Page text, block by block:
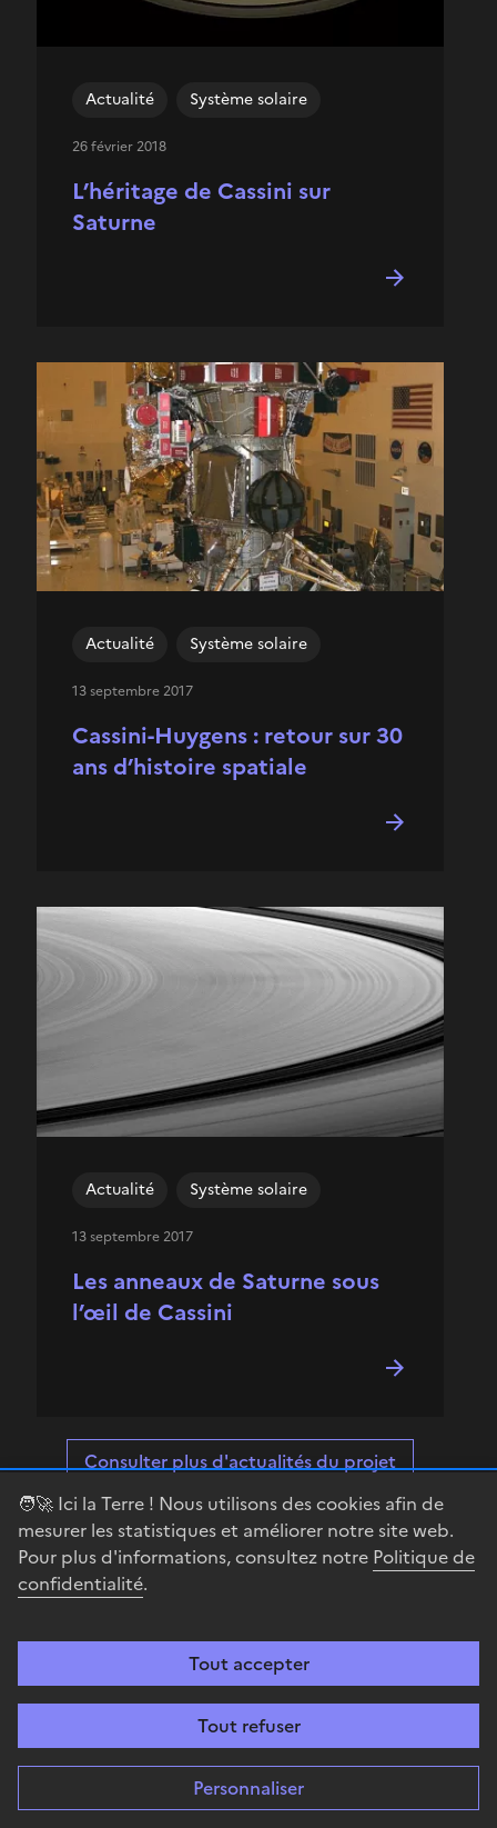
🧑‍🚀 Ici la Terre ! Nous utilisons des cookies afin de
mesurer les statistiques et améliorer notre site web.
Pour plus d'informations, consultez notre Politique de
confidentialité.
Tout accepter
Tout refuser
Personnaliser
L’héritage de Cassini sur
Saturne
Actualité Système solaire
26 février 2018
Cassini-Huygens : retour sur 30
ans d’histoire spatiale
Actualité Système solaire
13 septembre 2017
Les anneaux de Saturne sous
l’œil de Cassini
Actualité Système solaire
13 septembre 2017
Consulter plus d'actualités du projet
La newsletter du spatial
actualités spatiales décryptées par le CNES !